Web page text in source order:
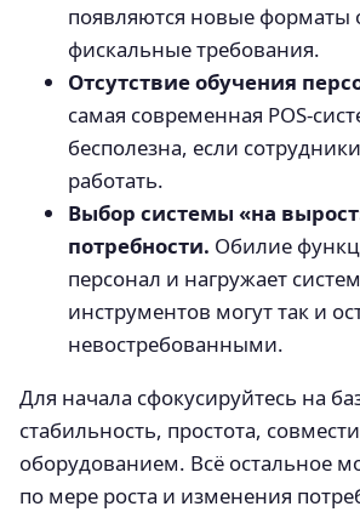
появляются новые форматы
фискальные требования.
Отсутствие обучения
самая современная POS-
бесполезна, если
работать.
Выбор системы «на
потребности. Обилие
персонал и нагружает
инструментов могут так и
невостребованными.
Для начала сфокусируйтесь на
стабильность, простота,
оборудованием. Всё остальное
по мере роста и изменения